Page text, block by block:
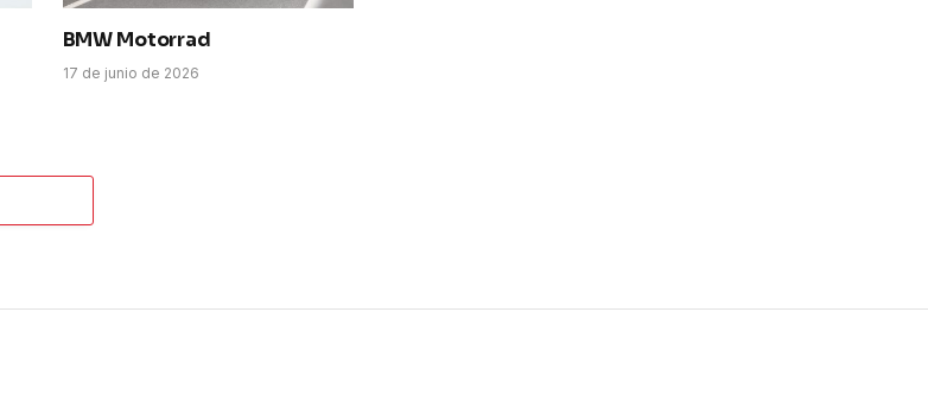
BMW Motorrad
17 de junio de 2026